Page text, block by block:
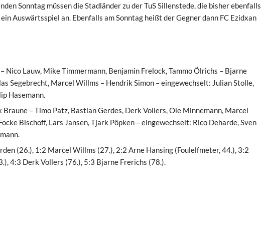
Sonntag müssen die Stadländer zu der TuS Sillenstede, die bisher ebenfalls
Auswärtsspiel an. Ebenfalls am Sonntag heißt der Gegner dann FC Ezidxan
Nico Lauw, Mike Timmermann, Benjamin Frelock, Tammo Ölrichs – Bjarne
Segebrecht, Marcel Willms – Hendrik Simon – eingewechselt: Julian Stolle,
Hasemann.
Braune – Timo Patz, Bastian Gerdes, Derk Vollers, Ole Minnemann, Marcel
Bischoff, Lars Jansen, Tjark Pöpken – eingewechselt: Rico Deharde, Sven
(26.), 1:2 Marcel Willms (27.), 2:2 Arne Hansing (Foulelfmeter, 44.), 3:2
4:3 Derk Vollers (76.), 5:3 Bjarne Frerichs (78.).